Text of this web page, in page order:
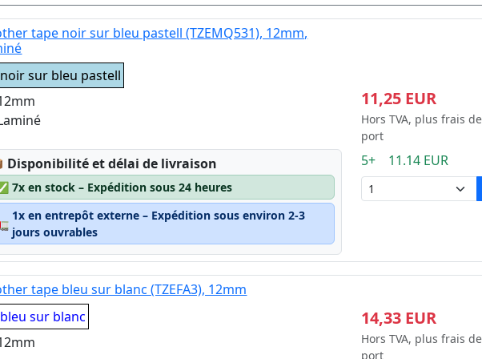
tape noir sur bleu pastell (TZEMQ531), 12mm,
noir sur bleu pastell
Lagerstatus:
Disponibilité et délai de livraison
7x en stock – Expédition sous 24 heures
1x en entrepôt externe – Expédition sous environ 2-3
jours ouvrables
11,25 EUR
Hors TVA, plus frais de
port
5+ 11.14 EUR
tape bleu sur blanc (TZEFA3), 12mm
bleu sur blanc
14,33 EUR
Hors TVA, plus frais de
port